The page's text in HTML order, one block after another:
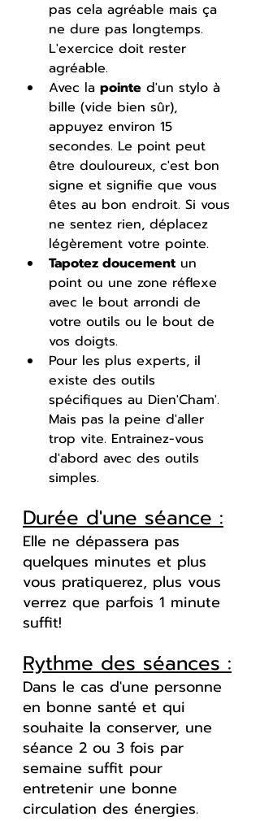
pas cela agréable mais ça
ne dure pas longtemps.
L'exercice doit rester
agréable.
Avec la pointe d'un stylo à
bille (vide bien sûr),
appuyez environ 15
secondes. Le point peut
être douloureux, c'est bon
signe et signifie que vous
êtes au bon endroit. Si vous
ne sentez rien, déplacez
légèrement votre pointe.
Tapotez doucement un
point ou une zone réflexe
avec le bout arrondi de
votre outils ou le bout de
vos doigts.
Pour les plus experts, il
existe des outils
spécifiques au Dien'Cham'.
Mais pas la peine d'aller
trop vite. Entrainez-vous
d'abord avec des outils
simples.
Durée d'une séance :
Elle ne dépassera pas
quelques minutes et plus
vous pratiquerez, plus vous
verrez que parfois 1 minute
suffit!
Rythme des séances :
Dans le cas d'une personne
en bonne santé et qui
souhaite la conserver, une
séance 2 ou 3 fois par
semaine suffit pour
entretenir une bonne
circulation des énergies.